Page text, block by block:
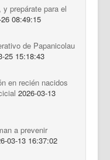
prepárate para el
08:49:15
de Papanicolau
25 15:18:43
en recién nacidos
2026-03-13
a prevenir
03-13 16:37:02